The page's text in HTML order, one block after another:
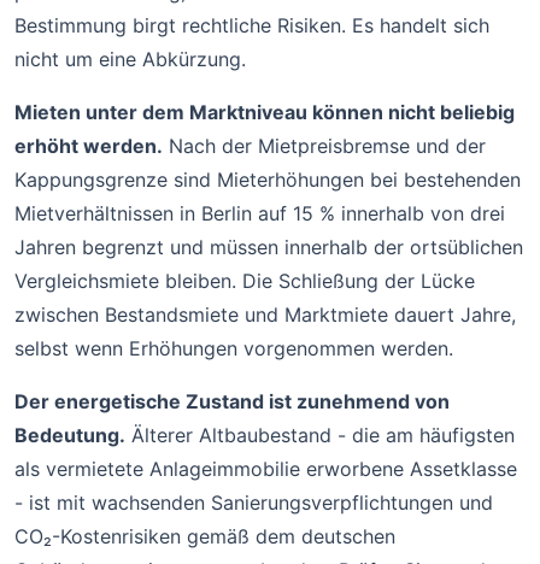
Bestimmung birgt rechtliche Risiken. Es handelt sich
nicht um eine Abkürzung.
Mieten unter dem Marktniveau können nicht beliebig
erhöht werden. Nach der Mietpreisbremse und der
Kappungsgrenze sind Mieterhöhungen bei bestehenden
Mietverhältnissen in Berlin auf 15 % innerhalb von drei
Jahren begrenzt und müssen innerhalb der ortsüblichen
Vergleichsmiete bleiben. Die Schließung der Lücke
zwischen Bestandsmiete und Marktmiete dauert Jahre,
selbst wenn Erhöhungen vorgenommen werden.
Der energetische Zustand ist zunehmend von
Bedeutung. Älterer Altbaubestand - die am häufigsten
als vermietete Anlageimmobilie erworbene Assetklasse
- ist mit wachsenden Sanierungsverpflichtungen und
CO₂-Kostenrisiken gemäß dem deutschen